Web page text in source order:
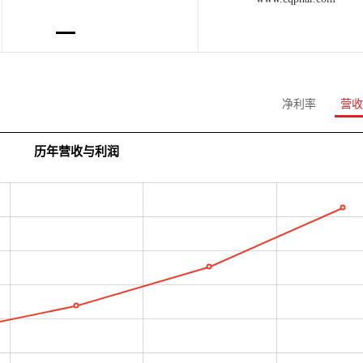
净利率 营收
历年营收与利润